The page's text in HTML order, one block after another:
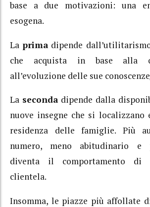
base a due motivazioni: una
esogena.
La prima dipende
che acquista in base alla
all’evoluzione delle sue
La seconda dipende dalla
nuove insegne che si
residenza delle famiglie. Più
numero, meno abitudinario e
diventa il comportamento di
clientela.
Insomma, le piazze più affollate